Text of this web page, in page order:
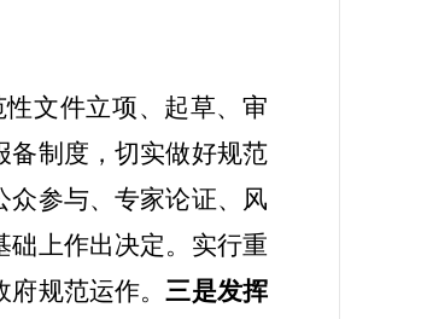
性文件立项、起草、审
备制度，切实做好规范
众参与、专家论证、风
础上作出决定。实行重
府规范运作。三是发挥